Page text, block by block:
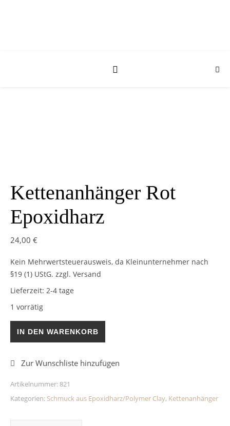
Kettenanhänger Rot
Epoxidharz
24,00 €
Kein Mehrwertsteuerausweis, da Kleinunternehmer nach
§19 (1) UStG. zzgl. Versand
Lieferzeit: 2-4 tage
1 vorrätig
Kettenanhänger Rot Epoxidharz Menge
IN DEN WARENKORB
Artikelnummer:821
Kategorien: Schmuck aus Epoxidharz/Polymer Clay, Kettenanhänger